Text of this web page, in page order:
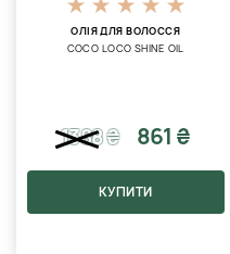
ОЛІЯ ДЛЯ ВОЛОССЯ
COCO LOCO SHINE OIL
1388₴ 861 ₴
КУПИТИ